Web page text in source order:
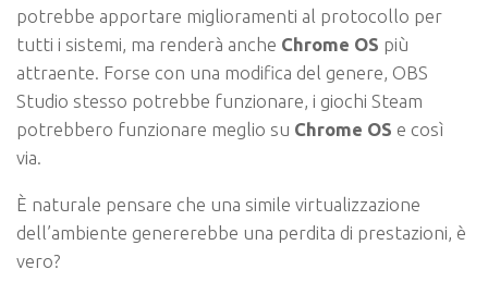
potrebbe apportare miglioramenti al protocollo per
tutti i sistemi, ma renderà anche Chrome OS più
attraente. Forse con una modifica del genere, OBS
Studio stesso potrebbe funzionare, i giochi Steam
potrebbero funzionare meglio su Chrome OS e così
via.
È naturale pensare che una simile virtualizzazione
dell’ambiente genererebbe una perdita di prestazioni, è
vero?